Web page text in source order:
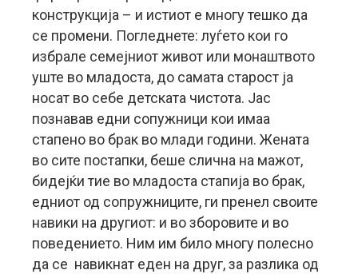
конструкција – и истиот е многу тешко да
се промени. Погледнете: луѓето кои го
избрале семејниот живот или монаштвото
уште во младоста, до самата старост ја
носат во себе детската чистота. Јас
познавав едни сопужници кои имаа
стапено во брак во млади години. Жената
во сите постапки, беше слична на мажот,
бидејќи тие во младоста стапија во брак,
едниот од сопружниците, ги пренел своите
навики на другиот: и во зборовите и во
поведението. Ним им било многу полесно
да се навикнат еден на друг, за разлика од